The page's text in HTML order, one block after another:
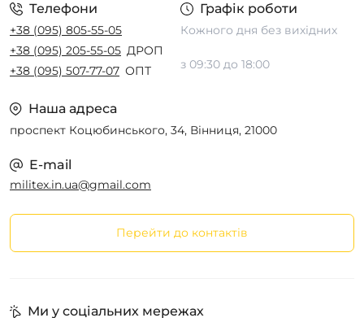
Телефони
+38 (095) 805-55-05
+38 (095) 205-55-05 ДРОП
+38 (095) 507-77-07 ОПТ
Графік роботи
Кожного дня без вихідних
з 09:30 до 18:00
Наша адреса
проспект Коцюбинського, 34, Вінниця, 21000
E-mail
militex.in.ua@gmail.com
Перейти до контактів
Ми у соціальних мережах